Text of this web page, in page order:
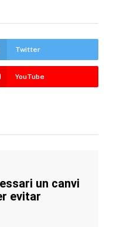
Twitter
YouTube
un canvi
evitar